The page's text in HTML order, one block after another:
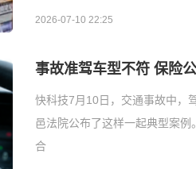
2026-07-10 22:25
事故准驾车型不符 保险
快科技7月10日，交通事故中，
邑法院公布了这样一起典型案例
合